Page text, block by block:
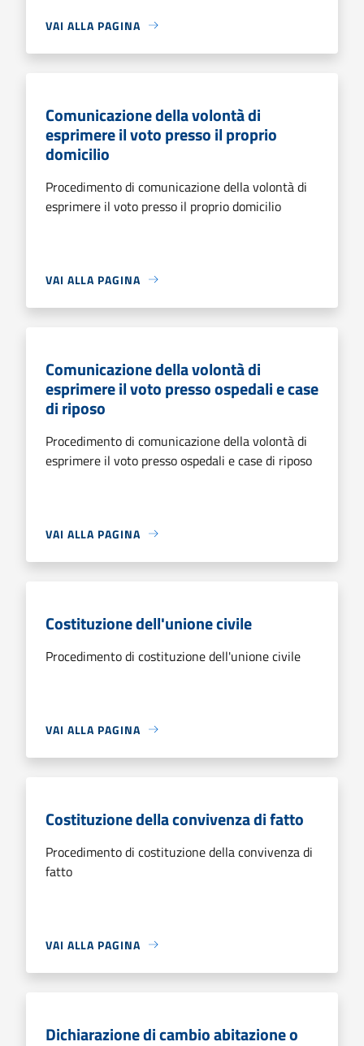
VAI ALLA PAGINA
Comunicazione della volontà di
esprimere il voto presso il proprio
domicilio
Procedimento di comunicazione della volontà di
esprimere il voto presso il proprio domicilio
VAI ALLA PAGINA
Comunicazione della volontà di
esprimere il voto presso ospedali e case
di riposo
Procedimento di comunicazione della volontà di
esprimere il voto presso ospedali e case di riposo
VAI ALLA PAGINA
Costituzione dell'unione civile
Procedimento di costituzione dell'unione civile
VAI ALLA PAGINA
Costituzione della convivenza di fatto
Procedimento di costituzione della convivenza di
fatto
VAI ALLA PAGINA
Dichiarazione di cambio abitazione o